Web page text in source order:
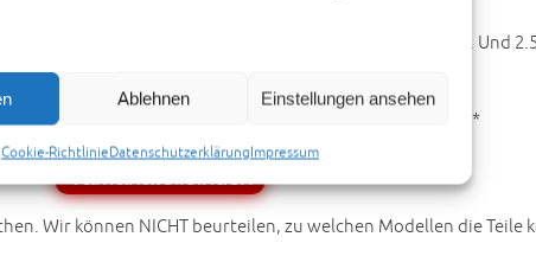
Ablehnen Einstellungen ansehen
Cookie-RichtlinieDatenschutzerklärungImpressum
allein HUNDERTE alte Sportler- bzw. Tourer-Modelle. Und
bielefeld.de…
*** 16.000 „new-old-stock“-photos online NOW!! ***
Wir können NICHT beurteilen, zu welchen Modellen die Teile